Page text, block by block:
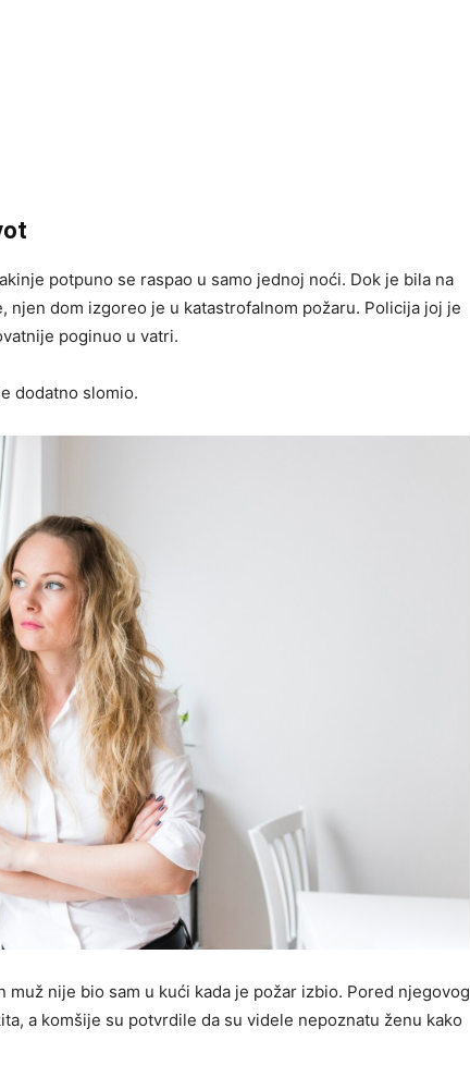
potpuno se raspao u samo jednoj noći. Dok je bila na
njen dom izgoreo je u katastrofalnom požaru. Policija joj je
poginuo u vatri.
dodatno slomio.
muž nije bio sam u kući kada je požar izbio. Pored njegovog
a komšije su potvrdile da su videle nepoznatu ženu kako